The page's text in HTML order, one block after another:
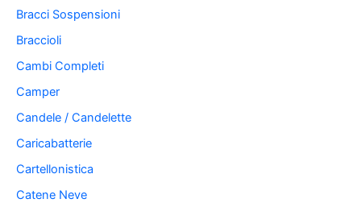
Bracci Sospensioni
Braccioli
Cambi Completi
Camper
Candele / Candelette
Caricabatterie
Cartellonistica
Catene Neve